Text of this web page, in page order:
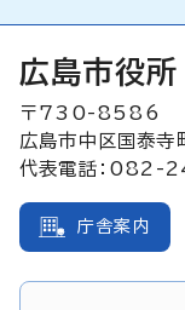
広島市役所
〒730-8586
広島市中区国泰
代表電話：082-
庁舎案内